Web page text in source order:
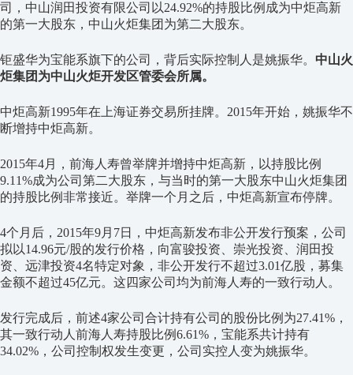
司，中山润田投资有限公司以24.92%的持股比例成为中炬高新
的第一大股东，中山火炬集团为第二大股东。
钜盛华为宝能系旗下的公司，背后实际控制人是姚振华。 中山火
炬集团为中山火炬开发区管委会所属。
中炬高新1995年在上海证券交易所挂牌。2015年开始，姚振华不
断增持中炬高新。
2015年4月，前海人寿曾举牌并增持中炬高新，以持股比例
9.11%成为公司第二大股东，与当时的第一大股东中山火炬集团
的持股比例非常接近。举牌一个月之后，中炬高新宣布停牌。
4个月后，2015年9月7日，中炬高新发布非公开发行预案，公司
拟以14.96元/股的发行价格，向富骏投资、崇光投资、润田投
资、远津投资4名特定对象，非公开发行不超过3.01亿股，募集
金额不超过45亿元。这四家公司均为前海人寿的一致行动人。
发行完成后，前述4家公司合计持有公司的股份比例为27.41%，
其一致行动人前海人寿持股比例6.61%，宝能系共计持有
34.02%，公司控制权发生变更，公司实控人变为姚振华。